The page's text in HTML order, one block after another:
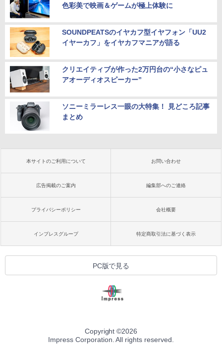
色彩美で映画＆ゲームが極上体験に
SOUNDPEATSのイヤカフ型イヤフォン「UU2
イヤーカフ」をイヤカフマニアが語る
クリエイティブが作った2万円台の“小さなピュ
アオーディオスピーカー”
ソニーミラーレス一眼の大特集！ 見どころ記事
まとめ
本サイトのご利用について お問い合わせ
広告掲載のご案内 編集部へのご連絡
プライバシーポリシー 会社概要
インプレスグループ 特定商取引法に基づく表示
PC版で見る
Copyright ©2026
Impress Corporation. All rights reserved.